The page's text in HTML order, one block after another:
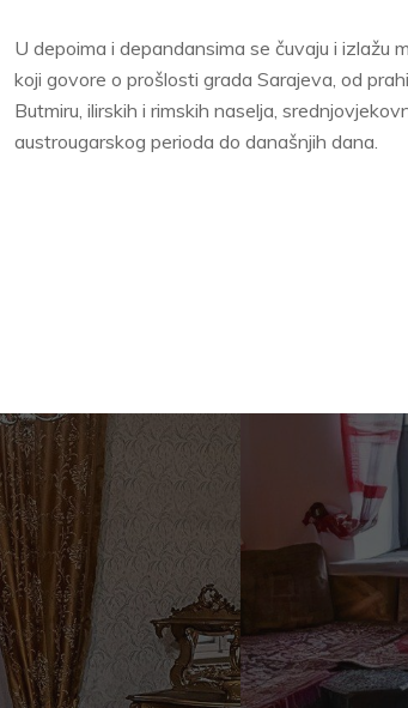
U depoima i depandansima se čuvaju i izlažu
koji govore o prošlosti grada Sarajeva, od
Butmiru, ilirskih i rimskih naselja,
austrougarskog perioda do današnjih dana.